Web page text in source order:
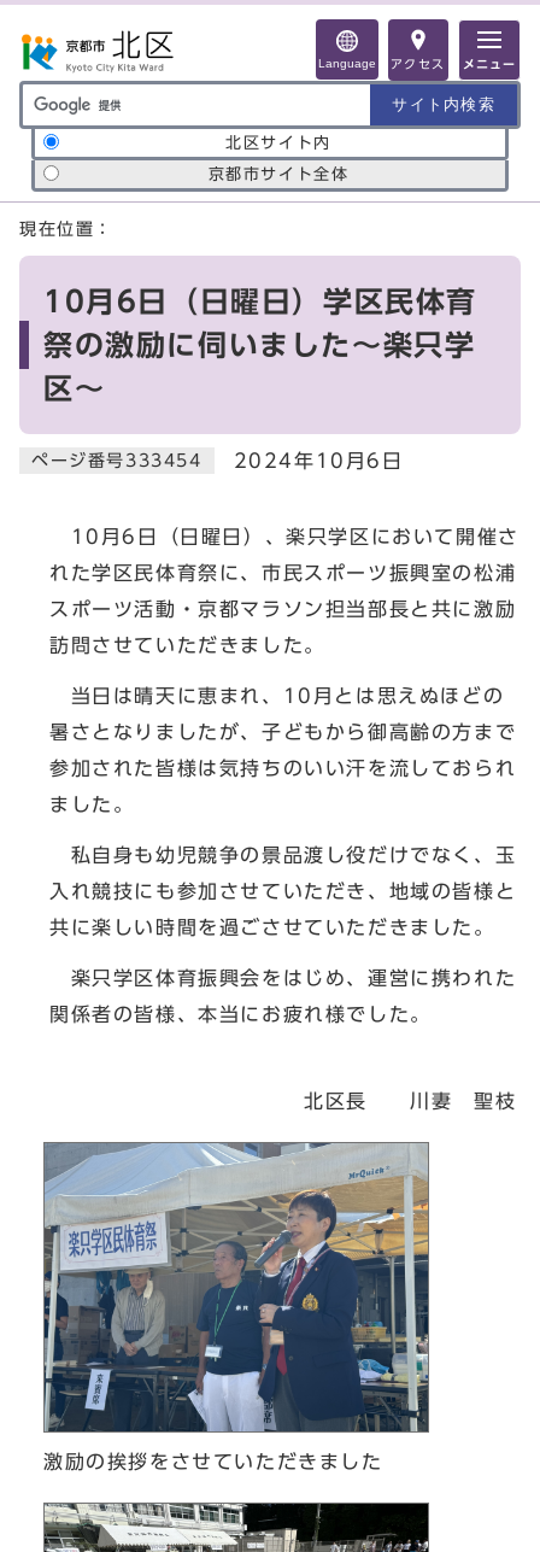
Language アクセス メニュー
サイト内検索の範囲
北区サイト内
京都市サイト全体
ここから本文です
現在位置：
10月6日（日曜日）学区民体育
祭の激励に伺いました～楽只学
区～
ページ番号333454 2024年10月6日
10月6日（日曜日）、楽只学区において開催さ
れた学区民体育祭に、市民スポーツ振興室の松浦
スポーツ活動・京都マラソン担当部長と共に激励
訪問させていただきました。
当日は晴天に恵まれ、10月とは思えぬほどの
暑さとなりましたが、子どもから御高齢の方まで
参加された皆様は気持ちのいい汗を流しておられ
ました。
私自身も幼児競争の景品渡し役だけでなく、玉
入れ競技にも参加させていただき、地域の皆様と
共に楽しい時間を過ごさせていただきました。
楽只学区体育振興会をはじめ、運営に携われた
関係者の皆様、本当にお疲れ様でした。
北区長 川妻 聖枝
激励の挨拶をさせていただきました